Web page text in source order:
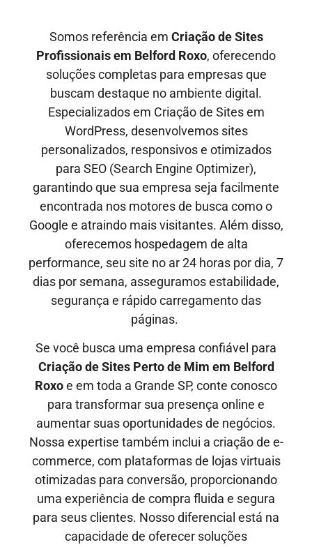
Somos referência em Criação de Sites
Profissionais em Belford Roxo, oferecendo
soluções completas para empresas que
buscam destaque no ambiente digital.
Especializados em Criação de Sites em
WordPress, desenvolvemos sites
personalizados, responsivos e otimizados
para SEO (Search Engine Optimizer),
garantindo que sua empresa seja facilmente
encontrada nos motores de busca como o
Google e atraindo mais visitantes. Além disso,
oferecemos hospedagem de alta
performance, seu site no ar24 horas por dia, 7
dias por semana, asseguramos estabilidade,
segurança e rápido carregamento das
páginas.
Se você busca uma empresa confiável para
Criação de Sites Perto de Mim em Belford
Roxoe em toda a Grande SP, conte conosco
para transformar sua presença online e
aumentar suas oportunidades de negócios.
Nossa expertise também inclui a criação de e-
commerce, com plataformas de lojas virtuais
otimizadas para conversão, proporcionando
uma experiência de compra fluida e segura
para seus clientes. Nosso diferencial está na
capacidade de oferecer soluções